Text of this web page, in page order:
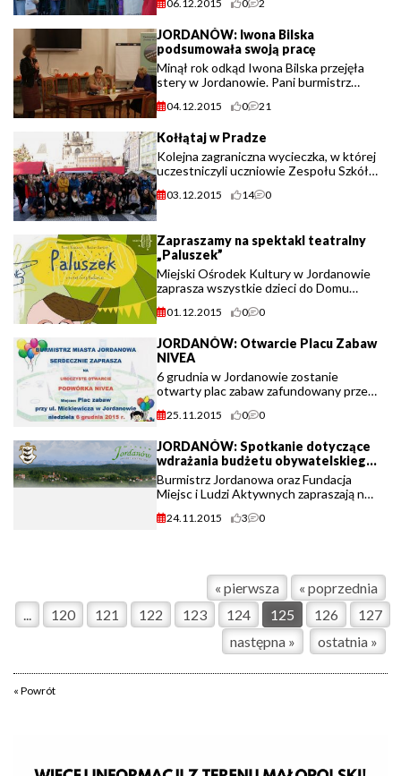
06.12.2015 0 2
JORDANÓW: Iwona Bilska
podsumowała swoją pracę
Minął rok odkąd Iwona Bilska przejęła
stery w Jordanowie. Pani burmistrz
co aktualna Rada Gminy. Dzisiaj podczas
podsumowała prace (...)
04.12.2015 0 21
Kołłątaj w Pradze
Kolejna zagraniczna wycieczka, w której
uczestniczyli uczniowie Zespołu Szkół
razem dwa dni, 30.11. oraz 1.12. w
03.12.2015 14 0
Zapraszamy na spektakl teatralny
„Paluszek”
Miejski Ośrodek Kultury w Jordanowie
zaprasza wszystkie dzieci do Domu
"Paluszek" w dniu 6 grudnia o godz.
01.12.2015 0 0
JORDANÓW: Otwarcie Placu Zabaw
NIVEA
6 grudnia w Jordanowie zostanie
otwarty plac zabaw zafundowany przez
czeka mnóstwo atrakcji, słodyczy i
25.11.2015 0 0
JORDANÓW: Spotkanie dotyczące
wdrażania budżetu obywatelskiego
na 2016 rok
Burmistrz Jordanowa oraz Fundacja
Miejsc i Ludzi Aktywnych zapraszają na
ono będzie wdrażania budżetu
24.11.2015 3 0
« pierwsza
« poprzednia
...
120 121 122 123 124 125 126
127
następna »
ostatnia »
« Powrót